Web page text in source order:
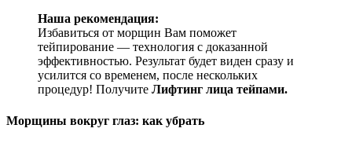
Наша рекомендация:
Избавиться от морщин Вам поможет
тейпирование — технология с доказанной
эффективностью. Результат будет виден сразу и
усилится со временем, после нескольких
процедур! Получите Лифтинг лица тейпами.
Морщины вокруг глаз: как убрать